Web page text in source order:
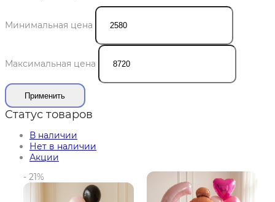
Минимальная цена
Максимальная цена
Применить
Статус товаров
В наличии
Нет в наличии
Акции
- 21%